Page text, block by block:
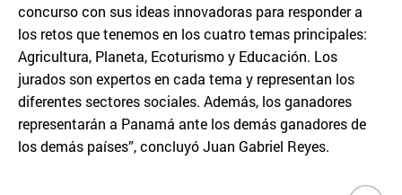
concurso con sus ideas innovadoras para responder a
los retos que tenemos en los cuatro temas principales:
Agricultura, Planeta, Ecoturismo y Educación. Los
jurados son expertos en cada tema y representan los
diferentes sectores sociales. Además, los ganadores
representarán a Panamá ante los demás ganadores de
los demás países”, concluyó Juan Gabriel Reyes.